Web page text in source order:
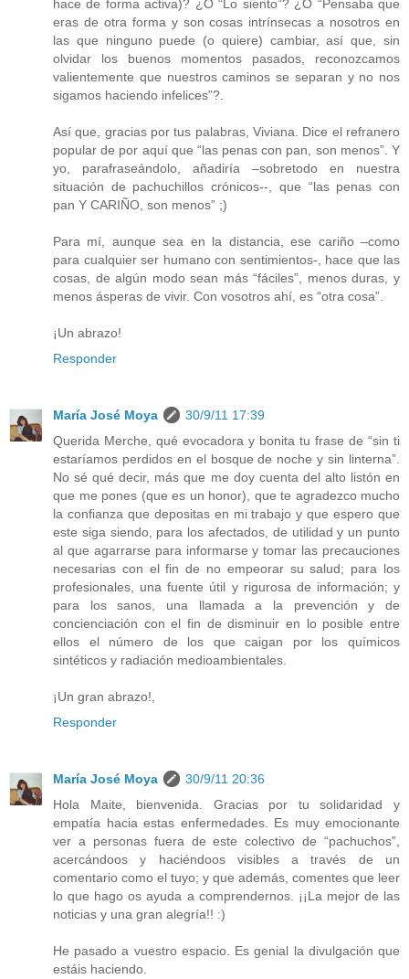
hace de forma activa)? ¿O “Lo siento”? ¿O “Pensaba que
eras de otra forma y son cosas intrínsecas a nosotros en
las que ninguno puede (o quiere) cambiar, así que, sin
olvidar los buenos momentos pasados, reconozcamos
valientemente que nuestros caminos se separan y no nos
sigamos haciendo infelices”?.
Así que, gracias por tus palabras, Viviana. Dice el refranero
popular de por aquí que “las penas con pan, son menos”. Y
yo, parafraseándolo, añadiría –sobretodo en nuestra
situación de pachuchillos crónicos--, que “las penas con
pan Y CARIÑO, son menos” ;)
Para mí, aunque sea en la distancia, ese cariño –como
para cualquier ser humano con sentimientos-, hace que las
cosas, de algún modo sean más “fáciles”, menos duras, y
menos ásperas de vivir. Con vosotros ahí, es “otra cosa”.
¡Un abrazo!
Responder
María José Moya
30/9/11 17:39
Querida Merche, qué evocadora y bonita tu frase de “sin ti
estaríamos perdidos en el bosque de noche y sin linterna”.
No sé qué decir, más que me doy cuenta del alto listón en
que me pones (que es un honor), que te agradezco mucho
la confianza que depositas en mi trabajo y que espero que
este siga siendo, para los afectados, de utilidad y un punto
al que agarrarse para informarse y tomar las precauciones
necesarias con el fin de no empeorar su salud; para los
profesionales, una fuente útil y rigurosa de información; y
para los sanos, una llamada a la prevención y de
concienciación con el fin de disminuir en lo posible entre
ellos el número de los que caigan por los químicos
sintéticos y radiación medioambientales.
¡Un gran abrazo!,
Responder
María José Moya
30/9/11 20:36
Hola Maite, bienvenida. Gracias por tu solidaridad y
empatía hacia estas enfermedades. Es muy emocionante
ver a personas fuera de este colectivo de “pachuchos”,
acercándoos y haciéndoos visibles a través de un
comentario como el tuyo; y que además, comentes que leer
lo que hago os ayuda a comprendernos. ¡¡La mejor de las
noticias y una gran alegría!! :)
He pasado a vuestro espacio. Es genial la divulgación que
estáis haciendo.